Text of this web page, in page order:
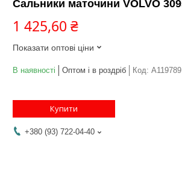
Сальники маточини VOLVO
1 425,60 ₴
Показати оптові ціни
В наявності Оптом і в роздріб Код: A119789
Купити
+380 (93) 722-04-40